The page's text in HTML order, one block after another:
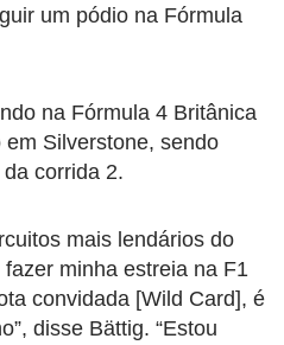
um pódio na Fórmula
na Fórmula 4 Britânica
Silverstone, sendo
corrida 2.
mais lendários do
minha estreia na F1
convidada [Wild Card], é
disse Bättig. “Estou